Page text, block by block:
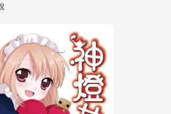
墨數位閱讀資產合併與書櫃開通申請